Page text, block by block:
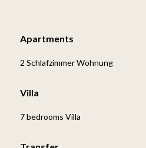
Apartments
2 Schlafzimmer Wohnung
Villa
7 bedrooms Villa